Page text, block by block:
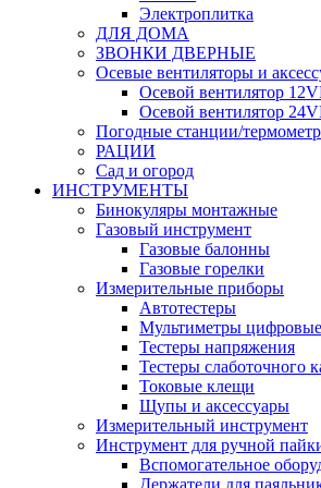
Электроплитка
ДЛЯ ДОМА
ЗВОНКИ ДВЕРНЫЕ
Осевые вентиляторы и
Осевой вентилятор
Осевой вентилятор
Погодные станции/
РАЦИИ
Сад и огород
ИНСТРУМЕНТЫ
Бинокуляры монтажные
Газовый инструмент
Газовые балонны
Газовые горелки
Измерительные приборы
Автотестеры
Мультиметры цифровые
Тестеры напряжения
Тестеры слаботочного
Токовые клещи
Щупы и аксессуары
Измерительный инструмент
Инструмент для ручной
Вспомогательное
Держатели для